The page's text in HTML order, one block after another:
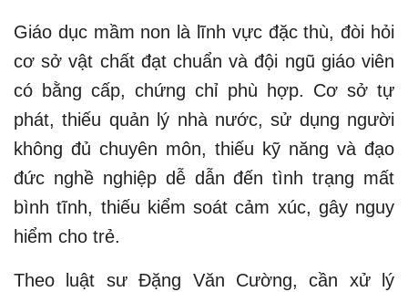
Giáo dục mầm non là lĩnh vực đặc thù, đòi hỏi
cơ sở vật chất đạt chuẩn và đội ngũ giáo viên
có bằng cấp, chứng chỉ phù hợp. Cơ sở tự
phát, thiếu quản lý nhà nước, sử dụng người
không đủ chuyên môn, thiếu kỹ năng và đạo
đức nghề nghiệp dễ dẫn đến tình trạng mất
bình tĩnh, thiếu kiểm soát cảm xúc, gây nguy
hiểm cho trẻ.
Theo luật sư Đặng Văn Cường, cần xử lý